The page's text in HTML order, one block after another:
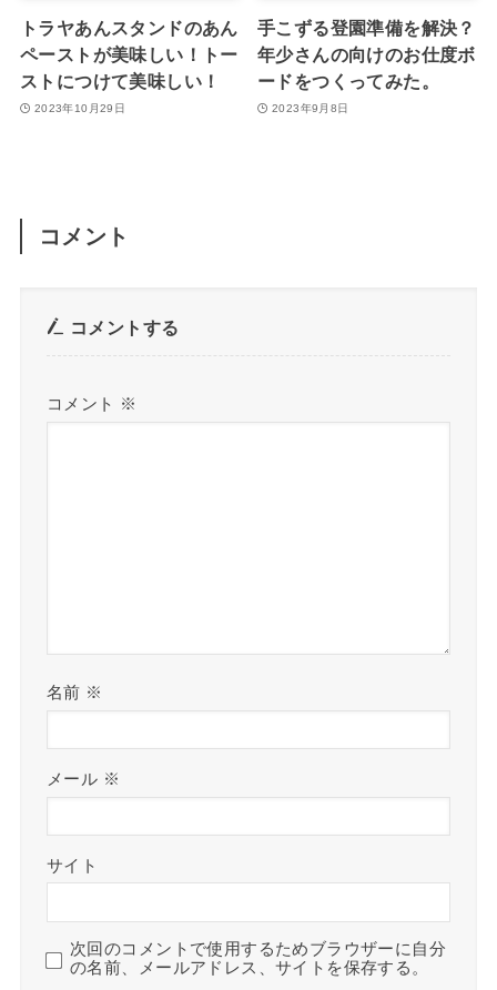
トラヤあんスタンドのあん
ペーストが美味しい！トー
ストにつけて美味しい！
2023年10月29日
手こずる登園準備を解決？
年少さんの向けのお仕度ボ
ードをつくってみた。
2023年9月8日
コメント
コメントする
コメント ※
名前 ※
メール ※
サイト
次回のコメントで使用するためブラウザーに自分
の名前、メールアドレス、サイトを保存する。